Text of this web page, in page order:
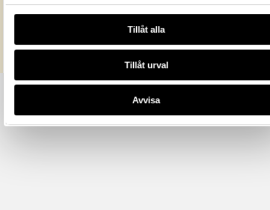
Tillåt alla
Tillåt urval
Avvisa
licensen CC0.
Mer information om licenser hos Statens historiska museer.